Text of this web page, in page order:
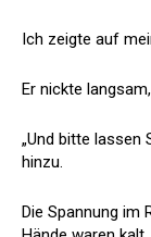
Ich zeigte auf
Er nickte
„Und bitte lassen
hinzu.
Die Spannung im